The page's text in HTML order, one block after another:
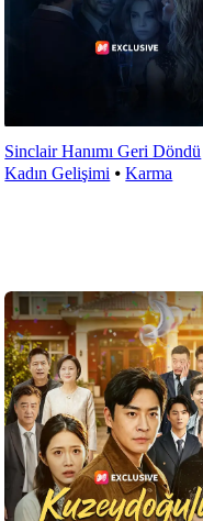
Sinclair Hanımı Geri Döndü
Kadın Gelişimi ⦁Karma